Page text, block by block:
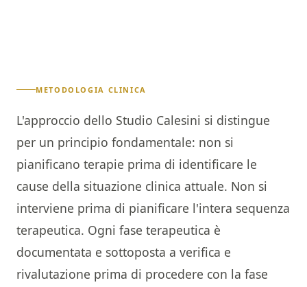
METODOLOGIA CLINICA
L'approccio dello Studio Calesini si distingue
per un principio fondamentale: non si
pianificano terapie prima di identificare le
cause della situazione clinica attuale. Non si
interviene prima di pianificare l'intera sequenza
terapeutica. Ogni fase terapeutica è
documentata e sottoposta a verifica e
rivalutazione prima di procedere con la fase